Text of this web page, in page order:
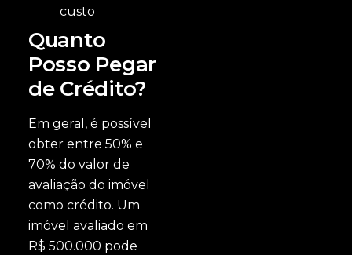
custo
Quanto
Posso Pegar
de Crédito?
Em geral, é possível
obter entre 50% e
70% do valor de
avaliação do imóvel
como crédito. Um
imóvel avaliado em
R$ 500.000 pode